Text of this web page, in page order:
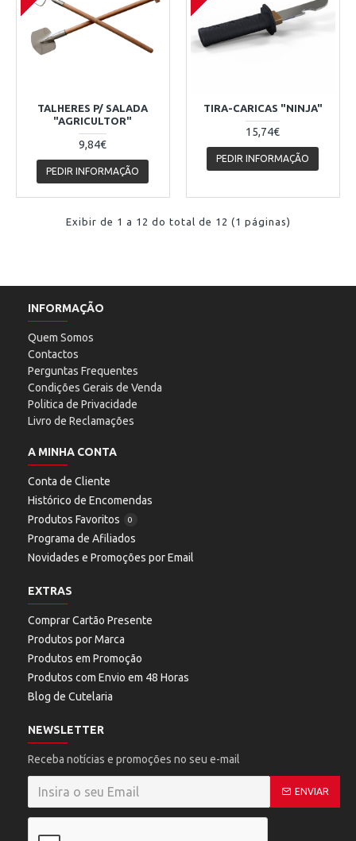
TALHERES P/ SALADA
"AGRICULTOR"
9,84€
PEDIR INFORMAÇÃO
TIRA-CARICAS "NINJA"
15,74€
PEDIR INFORMAÇÃO
Exibir de 1 a 12 do total de 12 (1 páginas)
INFORMAÇÃO
Quem Somos
Contactos
Perguntas Frequentes
Condições Gerais de Venda
Politica de Privacidade
Livro de Reclamações
A MINHA CONTA
Conta de Cliente
Histórico de Encomendas
Produtos Favoritos
0
Programa de Afiliados
Novidades e Promoções por Email
EXTRAS
Comprar Cartão Presente
Produtos por Marca
Produtos em Promoção
Produtos com Envio em 48 Horas
Blog de Cutelaria
NEWSLETTER
Receba notícias e promoções no seu e-mail
ENVIAR